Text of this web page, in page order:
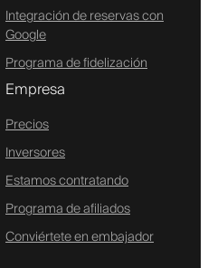
Integración de reservas con
Google
Programa de fidelización
Empresa
Precios
Inversores
Estamos contratando
Programa de afiliados
Conviértete en embajador